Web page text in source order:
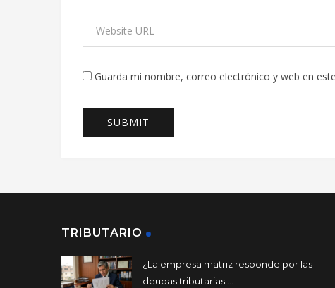
Guarda mi nombre, correo electrónico y web en
TRIBUTARIO
¿La empresa matriz responde por las
deudas tributarias ...